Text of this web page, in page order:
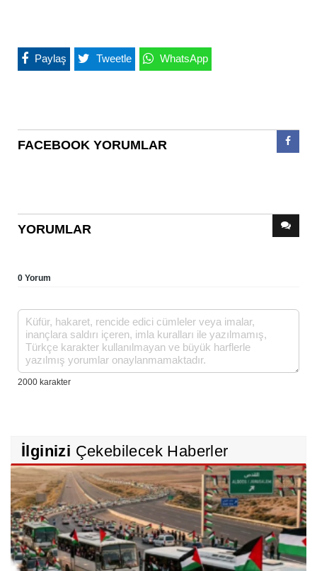
Paylaş Tweetle WhatsApp
FACEBOOK YORUMLAR
YORUMLAR
0 Yorum
İlginizi Çekebilecek Haberler